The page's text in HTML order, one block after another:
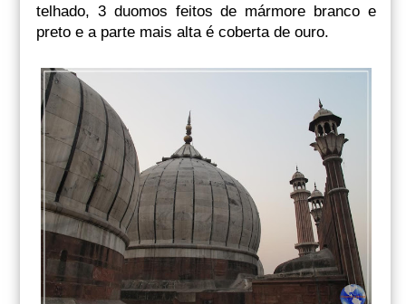
telhado, 3 duomos feitos de mármore branco e
preto e a parte mais alta é coberta de ouro.